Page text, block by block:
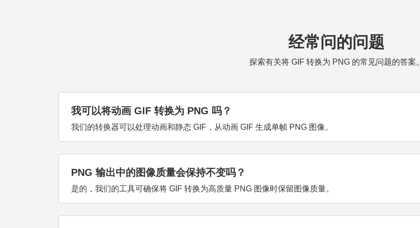
经常问的问题
探索有关将 GIF 转换为 PNG 的常见问题的答案。
我可以将动画 GIF 转换为 PNG 吗？
我们的转换器可以处理动画和静态 GIF，从动画 GIF 生成单帧 PNG 图像。
PNG 输出中的图像质量会保持不变吗？
是的，我们的工具可确保将 GIF 转换为高质量 PNG 图像时保留图像质量。